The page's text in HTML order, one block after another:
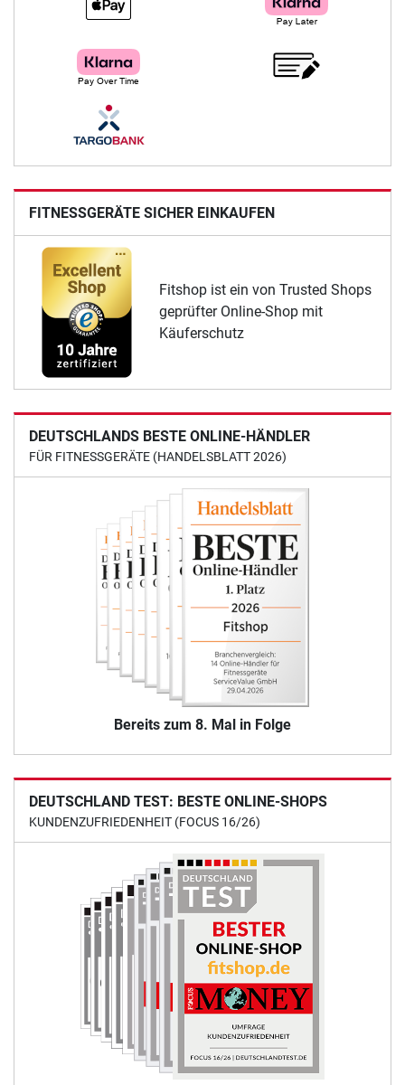
FITNESSGERÄTE SICHER EINKAUFEN
Fitshop ist ein von Trusted Shops
geprüfter Online-Shop mit
Käuferschutz
DEUTSCHLANDS BESTE ONLINE-HÄNDLER
FÜR FITNESSGERÄTE (HANDELSBLATT 2026)
Bereits zum 8. Mal in Folge
DEUTSCHLAND TEST: BESTE ONLINE-SHOPS
KUNDENZUFRIEDENHEIT (FOCUS 16/26)